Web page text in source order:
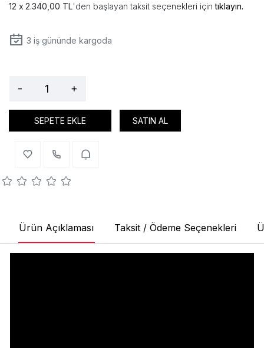
2.340,00 TL'den başlayan taksit seçenekleri içintıklayın.
3 iş gününde kargoda
- +
SEPETE EKLE SATIN AL
Ürün Açıklaması Taksit / Ödeme Seçenekleri